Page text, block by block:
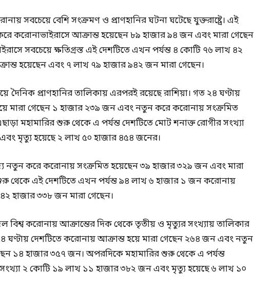
সবচেয়ে বেশি সংক্রমণ ও প্রাণহানির ঘটনা ঘটেছে যুক্তরাষ্ট্রে। এই
করোনাভাইরাসে আক্রান্ত হয়েছেন ৮৯ হাজার ৯৪ জন এবং মারা গেছেন
সবচেয়ে ক্ষতিগ্রস্ত এই দেশটিতে এখন পর্যন্ত ৪ কোটি ৭৬ লাখ ৪২
হয়েছেন এবং ৭ লাখ ৭৯ হাজার ৯৪২ জন মারা গেছেন।
দৈনিক প্রাণহানির তালিকায় এরপরই রয়েছে রাশিয়া। গত ২৪ ঘণ্টায়
মারা গেছেন ১ হাজার ২৩৯ জন এবং নতুন করে করোনায় সংক্রমিত
মহামারির শুরু থেকে এ পর্যন্ত দেশটিতে মোট শনাক্ত রোগীর সংখ্যা
মৃত্যু হয়েছে ২ লাখ ৫০ হাজার ৪৫৪ জনের।
নতুন করে করোনায় সংক্রমিত হয়েছেন ৩৯ হাজার ৩২৯ জন এবং মারা
থেকে এই দেশটিতে এখন পর্যন্ত ৯৪ লাখ ৬ হাজার ১ জন করোনায়
হাজার ৩৩৮ জন মারা গেছেন।
বিশ্ব করোনায় আক্রান্তের দিক থেকে তৃতীয় ও মৃত্যুর সংখ্যায় তালিকার
ঘণ্টায় দেশটিতে করোনায় আক্রান্ত হয়ে মারা গেছেন ২৬৪ জন এবং নতুন
১৪ হাজার ৩৫৭ জন। অপরদিকে মহামারির শুরু থেকে এ পর্যন্ত
২ কোটি ১৯ লাখ ১১ হাজার ৩৮২ জন এবং মৃত্যু হয়েছে ৬ লাখ ১০